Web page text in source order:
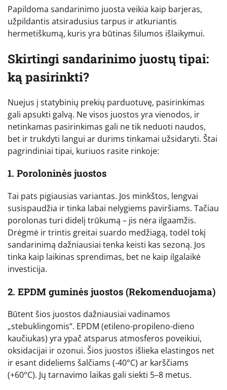
Papildoma sandarinimo juosta veikia kaip barjeras,
užpildantis atsiradusius tarpus ir atkuriantis
hermetiškumą, kuris yra būtinas šilumos išlaikymui.
Skirtingi sandarinimo juostų tipai:
ką pasirinkti?
Nuejus į statybinių prekių parduotuvę, pasirinkimas
gali apsukti galvą. Ne visos juostos yra vienodos, ir
netinkamas pasirinkimas gali ne tik neduoti naudos,
bet ir trukdyti langui ar durims tinkamai užsidaryti. Štai
pagrindiniai tipai, kuriuos rasite rinkoje:
1. Poroloninės juostos
Tai pats pigiausias variantas. Jos minkštos, lengvai
susispaudžia ir tinka labai nelygiems paviršiams. Tačiau
porolonas turi didelį trūkumą – jis nėra ilgaamžis.
Drėgmė ir trintis greitai suardo medžiagą, todėl tokį
sandarinimą dažniausiai tenka keisti kas sezoną. Jos
tinka kaip laikinas sprendimas, bet ne kaip ilgalaikė
investicija.
2. EPDM guminės juostos (Rekomenduojama)
Būtent šios juostos dažniausiai vadinamos
„stebuklingomis“. EPDM (etileno-propileno-dieno
kaučiukas) yra ypač atsparus atmosferos poveikiui,
oksidacijai ir ozonui. Šios juostos išlieka elastingos net
ir esant dideliems šalčiams (-40°C) ar karščiams
(+60°C). Jų tarnavimo laikas gali siekti 5–8 metus.